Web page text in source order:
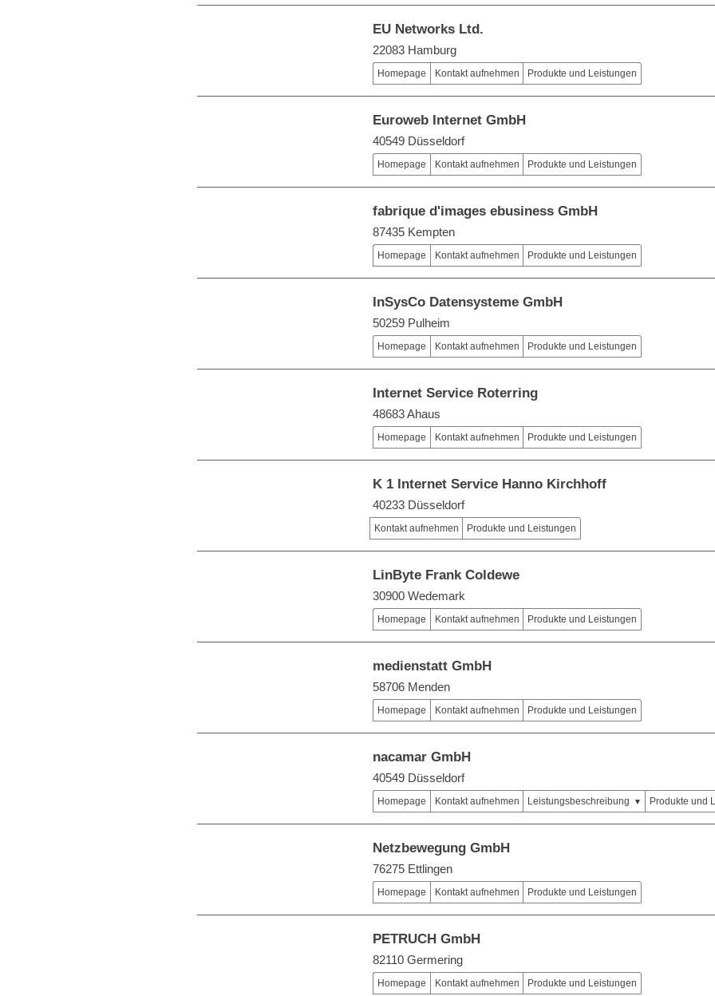
EU Networks Ltd.
22083 Hamburg
Homepage Kontakt aufnehmen Produkte und Leistungen
Euroweb Internet GmbH
40549 Düsseldorf
Homepage Kontakt aufnehmen Produkte und Leistungen
fabrique d'images ebusiness GmbH
87435 Kempten
Homepage Kontakt aufnehmen Produkte und Leistungen
InSysCo Datensysteme GmbH
50259 Pulheim
Homepage Kontakt aufnehmen Produkte und Leistungen
Internet Service Roterring
48683 Ahaus
Homepage Kontakt aufnehmen Produkte und Leistungen
K 1 Internet Service Hanno Kirchhoff
40233 Düsseldorf
Kontakt aufnehmen Produkte und Leistungen
LinByte Frank Coldewe
30900 Wedemark
Homepage Kontakt aufnehmen Produkte und Leistungen
medienstatt GmbH
58706 Menden
Homepage Kontakt aufnehmen Produkte und Leistungen
nacamar GmbH
40549 Düsseldorf
Homepage Kontakt aufnehmen Leistungsbeschreibung Produkte und
Netzbewegung GmbH
76275 Ettlingen
Homepage Kontakt aufnehmen Produkte und Leistungen
PETRUCH GmbH
82110 Germering
Homepage Kontakt aufnehmen Produkte und Leistungen